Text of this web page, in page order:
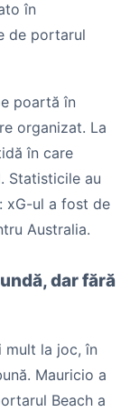
în
de portarul
poartă în
organizat. La
în care
Statisticile au
xG-ul a fost de
Australia.
dar fără
mult la joc, în
Mauricio a
Beach a